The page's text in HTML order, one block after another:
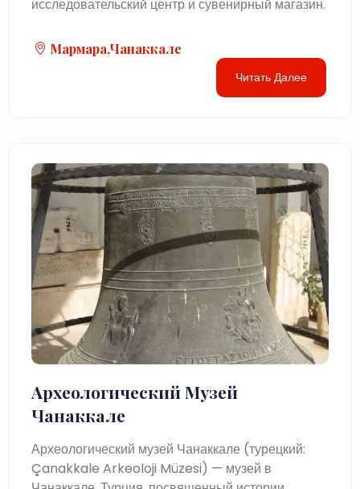
исследовательский центр и сувенирный магазин.
Мармара,Чанаккале
Читать Далее
Археологический Музей
Чанаккале
Археологический музей Чанаккале (турецкий:
Çanakkale Arkeoloji Müzesi) — музей в